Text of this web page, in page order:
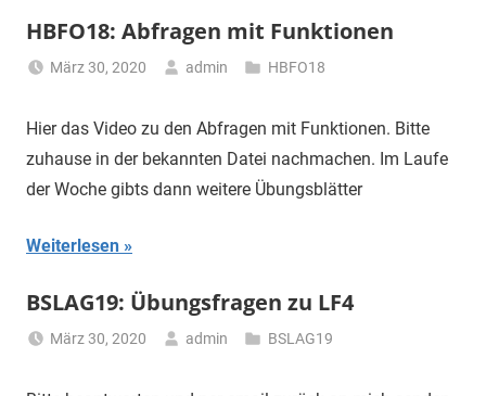
HBFO18: Abfragen mit Funktionen
März 30, 2020 admin HBFO18
Hier das Video zu den Abfragen mit Funktionen. Bitte
zuhause in der bekannten Datei nachmachen. Im Laufe
der Woche gibts dann weitere Übungsblätter
Weiterlesen
BSLAG19: Übungsfragen zu LF4
März 30, 2020 admin BSLAG19